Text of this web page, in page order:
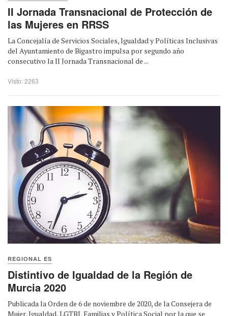
II Jornada Transnacional de Protección de
las Mujeres en RRSS
La Concejalía de Servicios Sociales, Igualdad y Políticas Inclusivas
del Ayuntamiento de Bigastro impulsa por segundo año
consecutivo la II Jornada Transnacional de ...
Visto: 2263
REGIONAL ES
Distintivo de Igualdad de la Región de
Murcia 2020
Publicada la Orden de 6 de noviembre de 2020, de la Consejera de
Mujer, Igualdad, LGTBI, Familias y Política Social por la que se